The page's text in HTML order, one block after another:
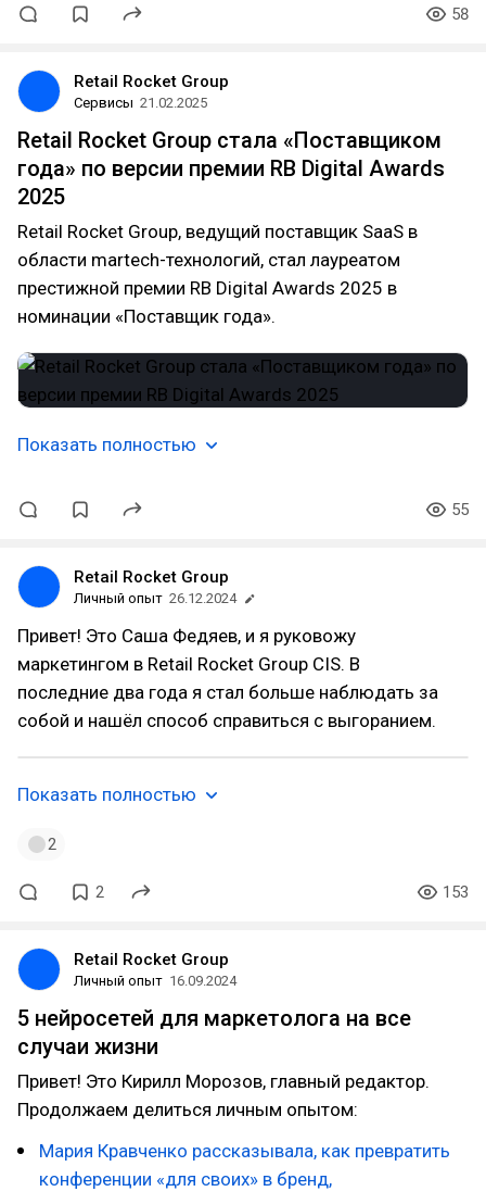
58
Retail Rocket Group
Сервисы 21.02.2025
Retail Rocket Group стала «Поставщиком
года» по версии премии RB Digital Awards
2025
Retail Rocket Group, ведущий поставщик SaaS в
области martech-технологий, стал лауреатом
престижной премии RB Digital Awards 2025 в
номинации «Поставщик года».
Показать полностью
55
Retail Rocket Group
Личный опыт 26.12.2024
Привет! Это Саша Федяев, и я руковожу
маркетингом в Retail Rocket Group CIS. В
последние два года я стал больше наблюдать за
собой и нашёл способ справиться с выгоранием.
Показать полностью
2
2 153
Retail Rocket Group
Личный опыт 16.09.2024
5 нейросетей для маркетолога на все
случаи жизни
Привет! Это Кирилл Морозов, главный редактор.
Продолжаем делиться личным опытом:
Мария Кравченко рассказывала, как превратить
конференции «для своих» в бренд,